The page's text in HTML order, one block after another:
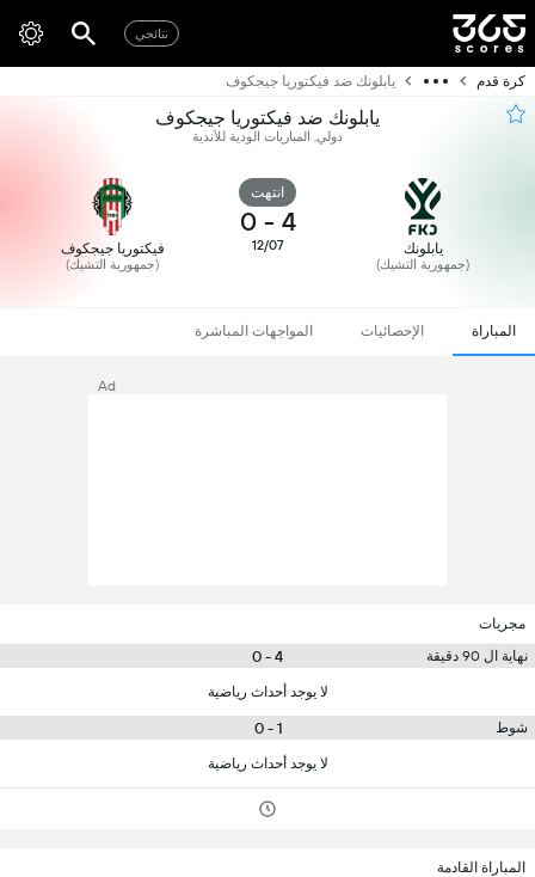
نتائجي
كرة قدم يابلونك ضد فيكتوريا جيجكوف
يابلونك ضد فيكتوريا جيجكوف
دولي, المباريات الودية للأندية
يابلونك
(جمهورية التشيك)
انتهت
4
-
0
12/07 فيكتوريا جيجكوف
(جمهورية التشيك)
المباراة الإحصائيات المواجهات المباشرة
Ad
مجريات
نهاية ال 90 دقيقة
4 - 0
لا يوجد أحداث رياضية
شوط 1 - 0
لا يوجد أحداث رياضية
المباراة القادمة